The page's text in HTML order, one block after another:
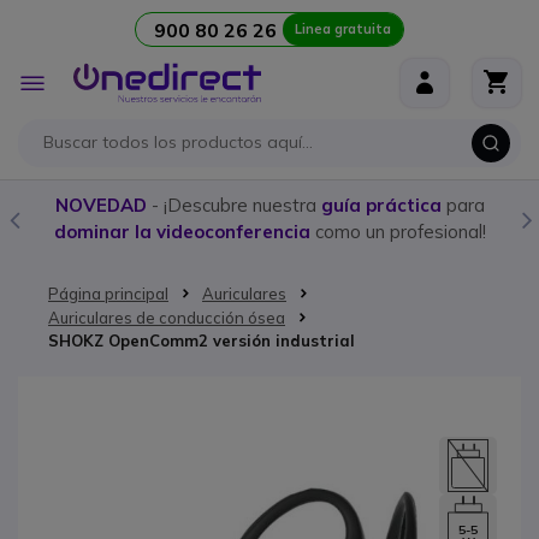
900 80 26 26 Linea gratuita
Toggle
Nav
NOVEDAD - ¡Descubre nuestra guía práctica para
dominar la videoconferencia como un profesional!
Página principal
Auriculares
Auriculares de conducción ósea
SHOKZ OpenComm2 versión industrial
5-5